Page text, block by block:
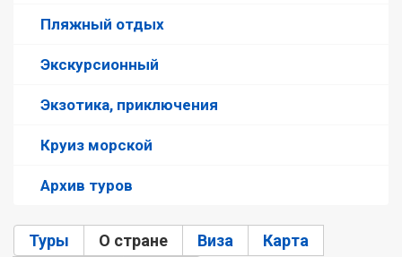
Пляжный отдых
Экскурсионный
Экзотика, приключения
Круиз морской
Архив туров
Туры О стране (активная вкладка)
Виза
Карта